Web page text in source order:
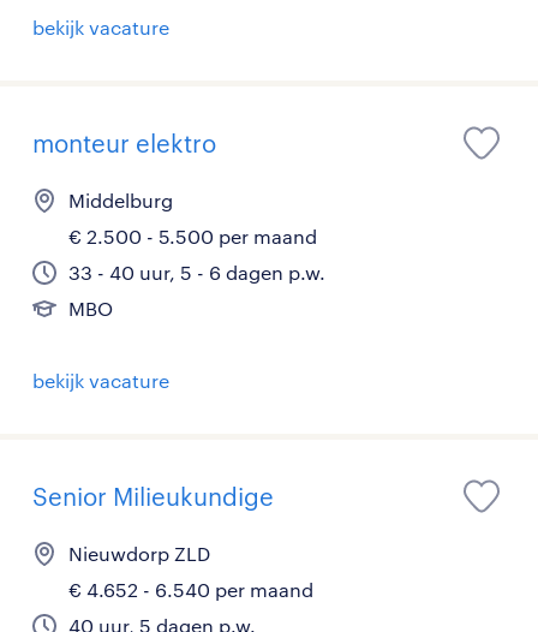
bekijk vacature
monteur elektro
Middelburg
€ 2.500 - 5.500 per maand
33 - 40 uur, 5 - 6 dagen p.w.
MBO
bekijk vacature
Senior Milieukundige
Nieuwdorp ZLD
€ 4.652 - 6.540 per maand
40 uur, 5 dagen p.w.